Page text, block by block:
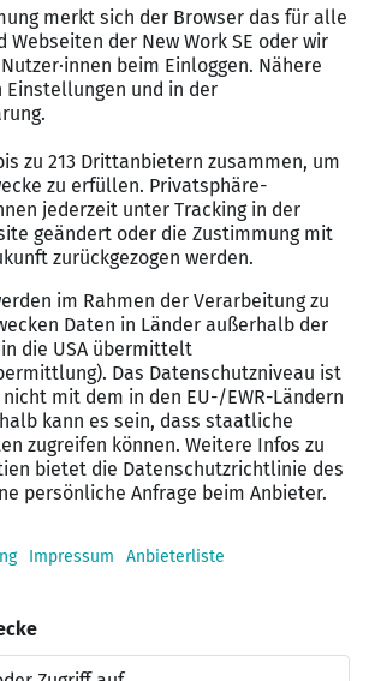
und 30 Tage Jahresurlaub
Parkmöglichkeiten und
für Mitarbeiter
Einarbeitungsphase
und verantwortungsvolle Tätigkeiten,
Weiterbildungsmöglichkeiten
Unternehmens
und eine moderne,
Arbeitsatmosphäre mit
Zusammenarbeit
Sozialleistungen, Mitarbeiter-
und -förderung